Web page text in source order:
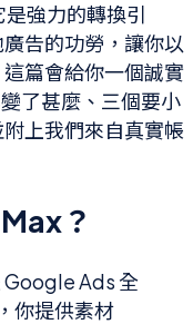
強力的轉換引
告的功勞，讓你以
篇會給你一個誠實
了甚麼、三個要小
上我們來自真實帳
？
Ads 全
你提供素材